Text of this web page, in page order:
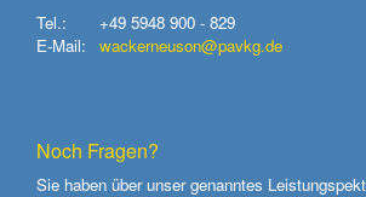
Tel.:
+49 5948 900 - 829
E-Mail:
wackerneuson@pavkg.de
Noch Fragen?
Sie haben über unser genanntes